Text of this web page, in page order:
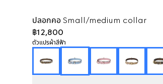
ปลอกคอ Small/medium collar
฿12,800
ตัวแปรผ้าสีฟ้า